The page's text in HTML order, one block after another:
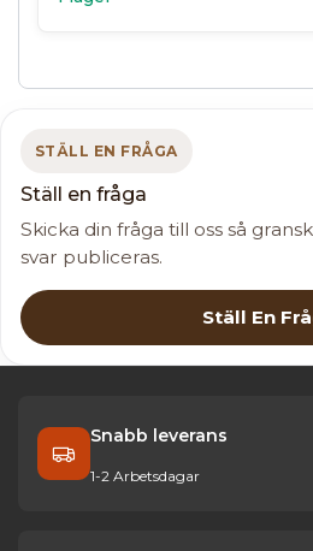
STÄLL EN FRÅGA
Ställ en fråga
Skicka din fråga till oss så
svar publiceras.
Ställ En
Snabb leverans
1-2 Arbetsdagar